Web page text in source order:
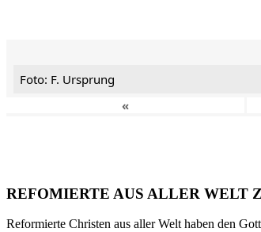
Foto: F. Ursprung
«
REFOMIERTE AUS ALLER WELT
Reformierte Christen aus aller Welt haben den